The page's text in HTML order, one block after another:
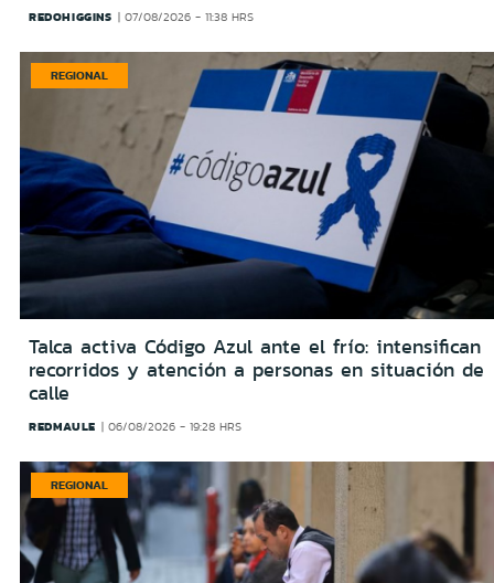
REDOHIGGINS 07/08/2026 - 11:38 HRS
REGIONAL
Talca activa Código Azul ante el frío: intensifican
recorridos y atención a personas en situación de
calle
REDMAULE 06/08/2026 - 19:28 HRS
REGIONAL